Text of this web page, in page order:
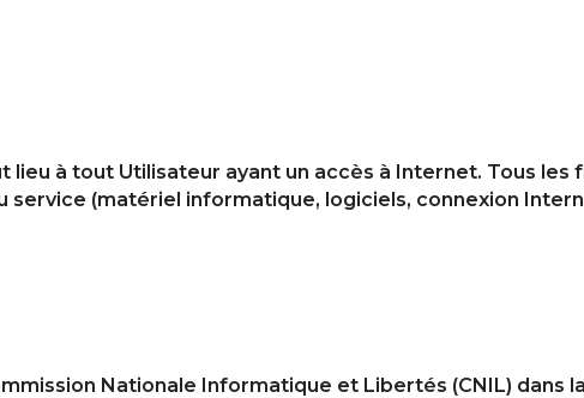
à tout Utilisateur ayant un accès à Internet. Tous les
(matériel informatique, logiciels, connexion
Nationale Informatique et Libertés (CNIL) dans